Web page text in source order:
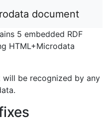
document
5 embedded RDF
HTML+Microdata
will be recognized by any